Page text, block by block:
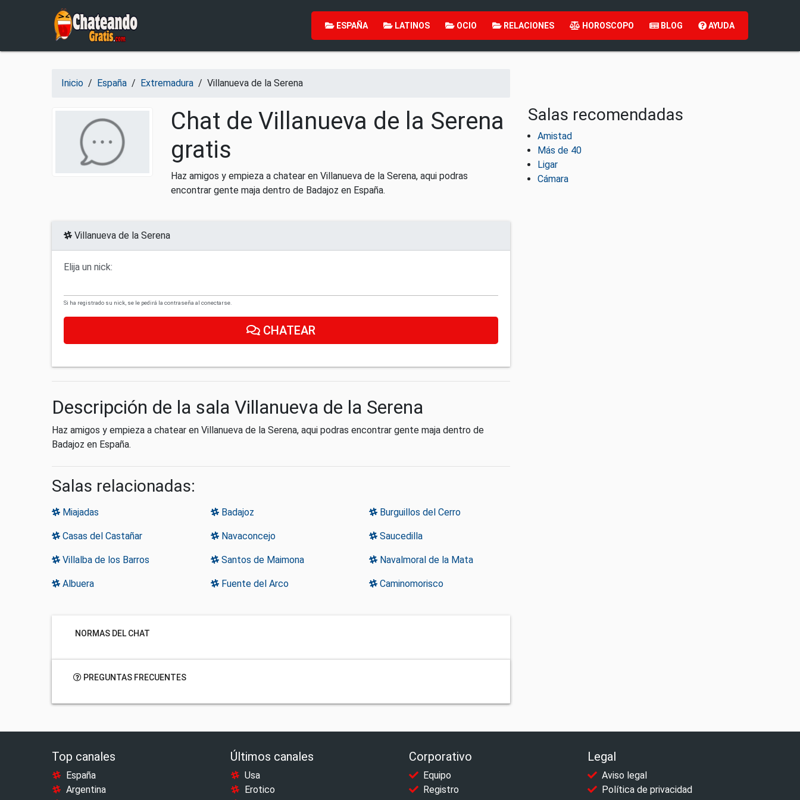
Salir del contenido
ESPAÑA LATINOS OCIO RELACIONES HOROSCOPO BLOG AYUDA
Inicio / España / Extremadura / Villanueva de la Serena
Chat de Villanueva de la Serena
gratis
Haz amigos y empieza a chatear en Villanueva de la Serena, aqui podras
encontrar gente maja dentro de Badajoz en España.
Villanueva de la Serena
Elija un nick:
Si ha registrado su nick, se le pedirá la contraseña al conectarse.
CHATEAR
Descripción de la sala Villanueva de la Serena
Haz amigos y empieza a chatear en Villanueva de la Serena, aqui podras encontrar gente maja dentro de
Badajoz en España.
Salas relacionadas:
Miajadas Badajoz Burguillos del Cerro
Casas del Castañar Navaconcejo Saucedilla
Villalba de los Barros Santos de Maimona Navalmoral de la Mata
Albuera Fuente del Arco Caminomorisco
NORMAS DEL CHAT
PREGUNTAS FRECUENTES
Salas recomendadas
Amistad
Más de 40
Ligar
Cámara
Top canales
España
Argentina
Últimos canales
Usa
Erotico
Corporativo
Equipo
Registro
Legal
Aviso legal
Política de privacidad